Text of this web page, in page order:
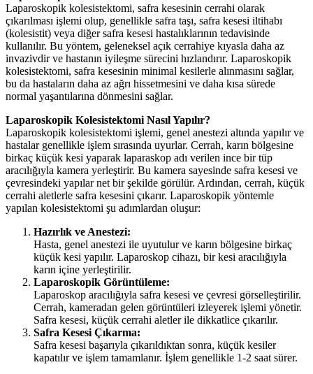
Laparoskopik kolesistektomi, safra kesesinin cerrahi olarak
çıkarılması işlemi olup, genellikle safra taşı, safra kesesi iltihabı
(kolesistit) veya diğer safra kesesi hastalıklarının tedavisinde
kullanılır. Bu yöntem, geleneksel açık cerrahiye kıyasla daha az
invazivdir ve hastanın iyileşme sürecini hızlandırır. Laparoskopik
kolesistektomi, safra kesesinin minimal kesilerle alınmasını sağlar,
bu da hastaların daha az ağrı hissetmesini ve daha kısa sürede
normal yaşantılarına dönmesini sağlar.
Laparoskopik Kolesistektomi Nasıl Yapılır?
Laparoskopik kolesistektomi işlemi, genel anestezi altında yapılır ve
hastalar genellikle işlem sırasında uyurlar. Cerrah, karın bölgesine
birkaç küçük kesi yaparak laparaskop adı verilen ince bir tüp
aracılığıyla kamera yerleştirir. Bu kamera sayesinde safra kesesi ve
çevresindeki yapılar net bir şekilde görülür. Ardından, cerrah, küçük
cerrahi aletlerle safra kesesini çıkarır. Laparoskopik yöntemle
yapılan kolesistektomi şu adımlardan oluşur:
Hazırlık ve Anestezi:
Hasta, genel anestezi ile uyutulur ve karın bölgesine birkaç
küçük kesi yapılır. Laparoskop cihazı, bir kesi aracılığıyla
karın içine yerleştirilir.
Laparoskopik Görüntüleme:
Laparoskop aracılığıyla safra kesesi ve çevresi görselleştirilir.
Cerrah, kameradan gelen görüntüleri izleyerek işlemi yönetir.
Safra kesesi, küçük cerrahi aletler ile dikkatlice çıkarılır.
Safra Kesesi Çıkarma:
Safra kesesi başarıyla çıkarıldıktan sonra, küçük kesiler
kapatılır ve işlem tamamlanır. İşlem genellikle 1-2 saat sürer.